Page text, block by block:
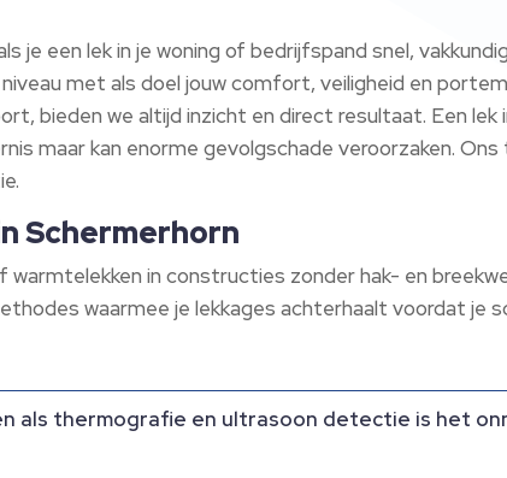
je een lek in je woning of bedrijfspand snel,
met als doel jouw comfort, veiligheid en
bieden we altijd inzicht en direct resultaat. Een lek
maar kan enorme gevolgschade veroorzaken.
Schermerhorn
in constructies zonder hak- en
waarmee je lekkages achterhaalt voordat je
als thermografie en ultrasoon detectie is het